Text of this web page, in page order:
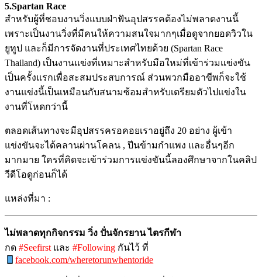
5.Spartan Race
สำหรับผู้ที่ชอบงานวิ่งแบบฝ่าฟันอุปสรรคต้องไม่พลาดงานนี้
เพราะเป็นงานวิ่งที่มีคนให้ความสนใจมากๆเมื่อดูจากยอดวิวใน
ยูทูป และก็มีการจัดงานที่ประเทศไทยด้วย (Spartan Race
Thailand) เป็นงานแข่งที่เหมาะสำหรับมือใหม่ที่เข้าร่วมแข่งขัน
เป็นครั้งแรกเพื่อสะสมประสบการณ์ ส่วนพวกมืออาขีพก็จะใช้
งานแข่งนี้เป็นเหมือนกับสนามซ้อมสำหรับเตรียมตัวไปแข่งใน
งานที่โหดกว่านี้
ตลอดเส้นทางจะมีอุปสรรครอคอยเราอยู่ถึง 20 อย่าง ผู้เข้า
แข่งขันจะได้คลานผ่านโคลน , ปีนข้ามกำแพง และอื่นๆอีก
มากมาย ใครที่คิดจะเข้าร่วมการแข่งขันนี้ลองศึกษาจากในคลิป
วีดีโอดูก่อนก็ได้
แหล่งที่มา :
ไม่พลาดทุกกิจกรรม วิ่ง ปั่นจักรยาน ไตรกีฬา
กด #Seefirst และ #Following กันไว้ ที่
facebook.com/wheretorunwhentoride